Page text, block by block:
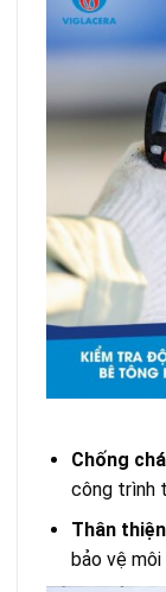
Chống
công trình
Thân
bảo vệ